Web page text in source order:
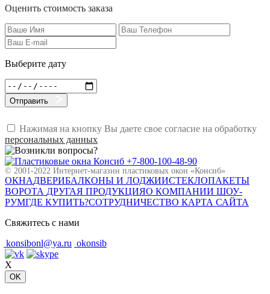
Оценить стоимость заказа
Выберите дату
Отправить
Нажимая на кнопку Вы даете свое согласие на обработку
персональных данных
+7-800-100-48-90
© 2001-2022 Интернет-магазин пластиковых окон «Консиб»
ОКНАДВЕРИБАЛКОНЫ И ЛОДЖИИСТЕКЛОПАКЕТЫ
ВОРОТА ДРУГАЯ ПРОДУКЦИЯО КОМПАНИИ ШОУ-
РУМГДЕ КУПИТЬ?СОТРУДНИЧЕСТВО КАРТА САЙТА
Свяжитесь с нами
konsibonl@ya.ru okonsib
X
OK